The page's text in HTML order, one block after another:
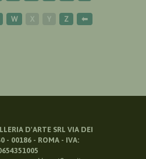
W X Y Z ⬅
D'ARTE SRL VIA DEI
- 00186 - ROMA - IVA: